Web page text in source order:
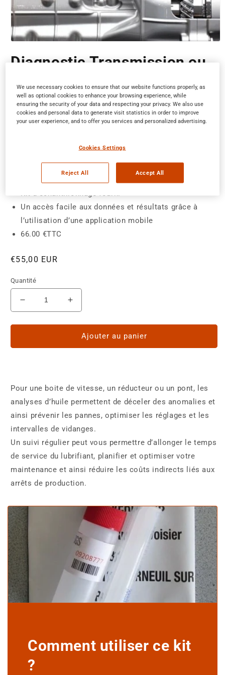
média
fenêtre
modale
Diagnostic Transmission ou
Réducteur: Kit et Analyses
Identifier les problèmes et prévoir les interventions.
notre service de diagnostic et d’analyse d'huile
Une analyse complète des indicateurs clés
Kit d’échantillonnage fourni
Un accès facile aux données et résultats grâce à
l’utilisation d’une application mobile
66.00 €TTC
Prix
€55,00 EUR
Quantité
Réduire
la
quantité
Diagnostic
Kit
et
Augmenter
la
quantité
Diagnostic
Kit
et
Ajouter au panier
Pour une boite de vitesse, un réducteur ou un pont, les
analyses d’huile permettent de déceler des anomalies et
ainsi prévenir les pannes, optimiser les réglages et les
intervalles de vidanges.
Un suivi régulier peut vous permettre d’allonger le temps
de service du lubrifiant, planifier et optimiser votre
maintenance et ainsi réduire les coûts indirects liés aux
arrêts de production.
Comment utiliser ce kit
?
We use necessary cookies to ensure that our website functions properly, as
well as optional cookies to enhance your browsing experience, while
ensuring the security of your data and respecting your privacy. We also use
cookies and personal data to generate visit statistics in order to improve
your user experience, and to offer you services and personalized advertising.
Cookies Settings
Reject All Accept All